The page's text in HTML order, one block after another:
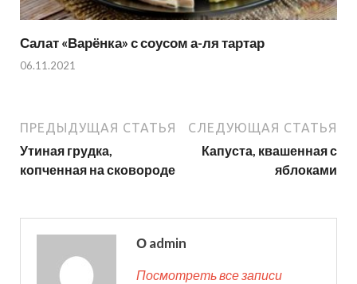
Салат «Варёнка» с соусом а-ля тартар
06.11.2021
ПРЕДЫДУЩАЯ СТАТЬЯ
Утиная грудка,
копченная на сковороде
СЛЕДУЮЩАЯ СТАТЬЯ
Капуста, квашенная с
яблоками
О admin
Посмотреть все записи